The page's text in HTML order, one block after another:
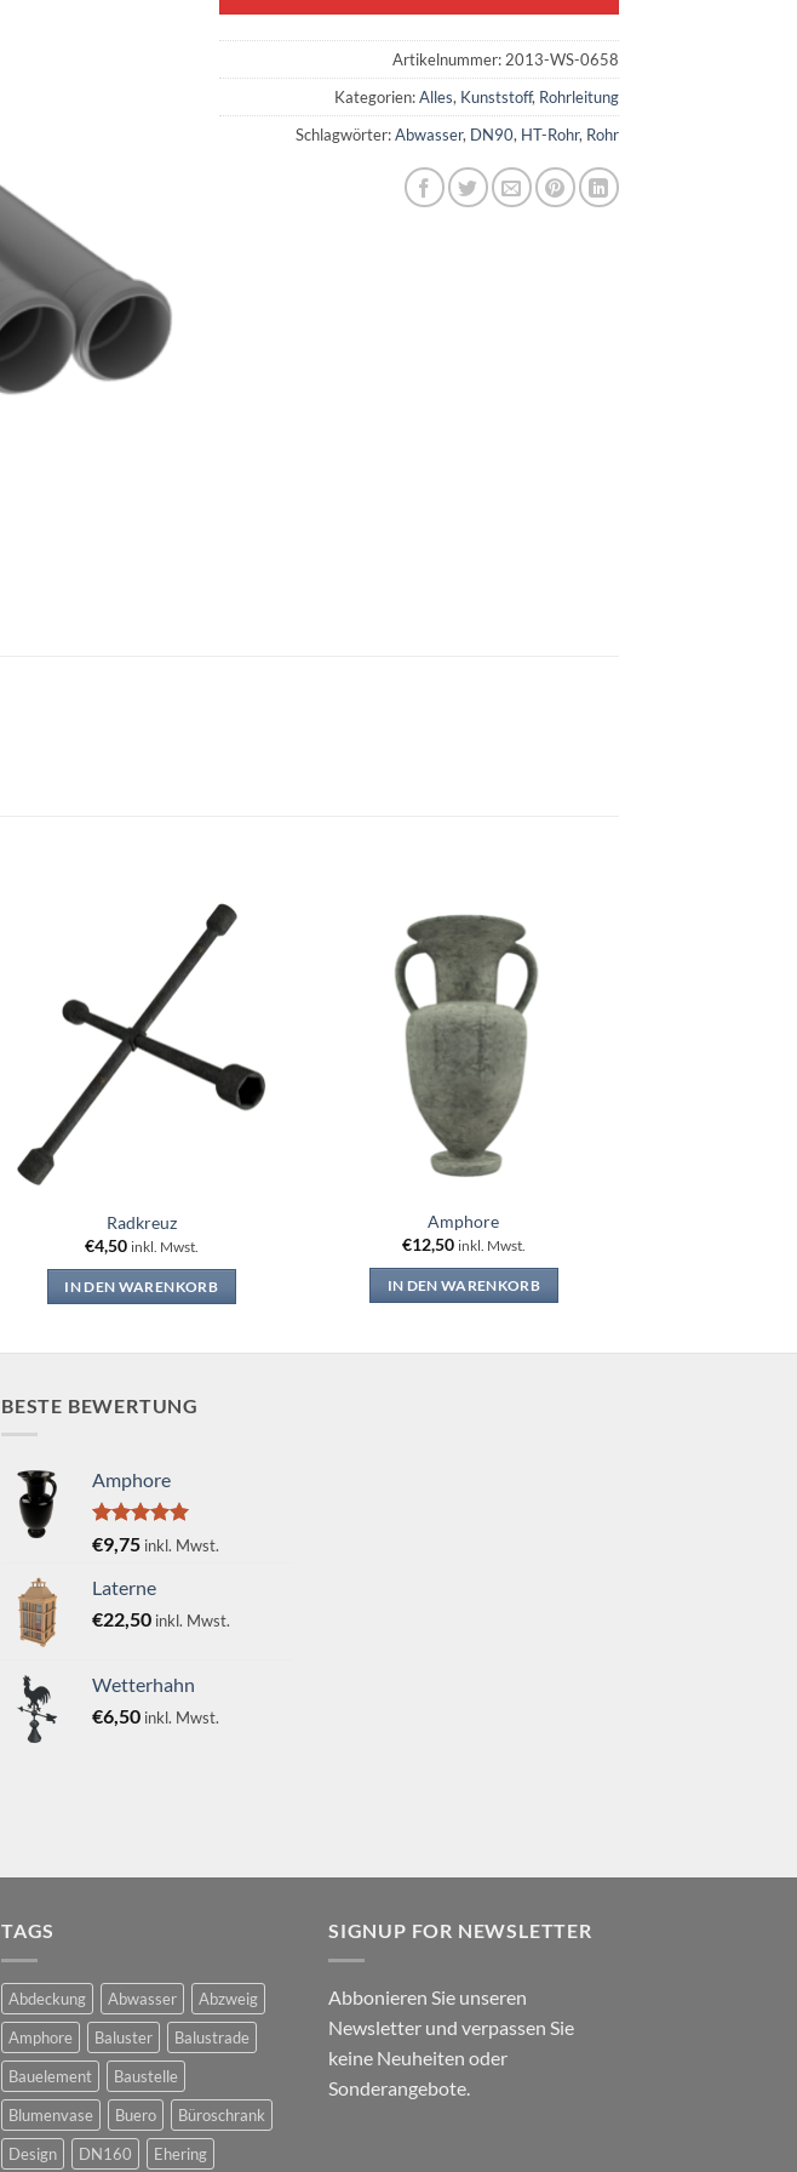
Artikelnummer: 2013-WS-0658
Kategorien:Alles, Kunststoff, Rohrleitung
Schlagwörter:Abwasser, DN90, HT-Rohr, Rohr
Radkreuz
€4,50 inkl. Mwst.
IN DEN WARENKORB
Amphore
€12,50 inkl. Mwst.
IN DEN WARENKORB
BESTE BEWERTUNG
Amphore
Bewertet
mit
von 5
€9,75 inkl. Mwst.
Laterne
€22,50 inkl. Mwst.
Wetterhahn
€6,50 inkl. Mwst.
TAGS
Abdeckung Abwasser
Abzweig
Amphore
Baluster
Balustrade
Bauelement
Baustelle
Blumenvase
Buero
Büroschrank
Design
DN160 Ehering
SIGNUP FOR NEWSLETTER
Abbonieren Sie unseren
Newsletter und verpassen Sie
keine Neuheiten oder
Sonderangebote.